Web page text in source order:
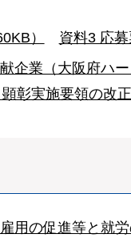
）
資料3 応募
企業（大阪府ハ
彰実施要領の改
用の促進等と就